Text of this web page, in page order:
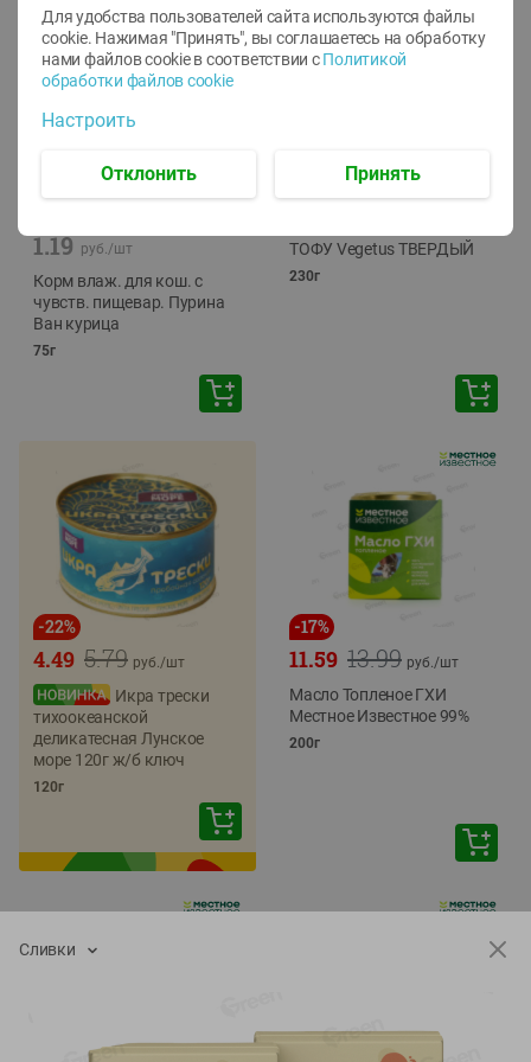
1.19 руб./шт
Корм влаж. для кош. с
чувств. пищевар. Пурина
Ван курица
75г
ТОФУ Vegetus ТВЕРДЫЙ
230г
-22%
5.79
4.49 руб./шт
Икра трески
тихоокеанской
деликатесная Лунское
море 120г ж/б ключ
120г
-17%
13.99
11.59 руб./шт
Масло Топленое ГХИ
Местное Известное 99%
200г
Сливки
Для удобства пользователей сайта используются файлы
cookie. Нажимая "Принять", вы соглашаетесь на обработку
нами файлов cookie в соответствии с Политикой
обработки файлов cookie
Настроить
Отклонить Принять